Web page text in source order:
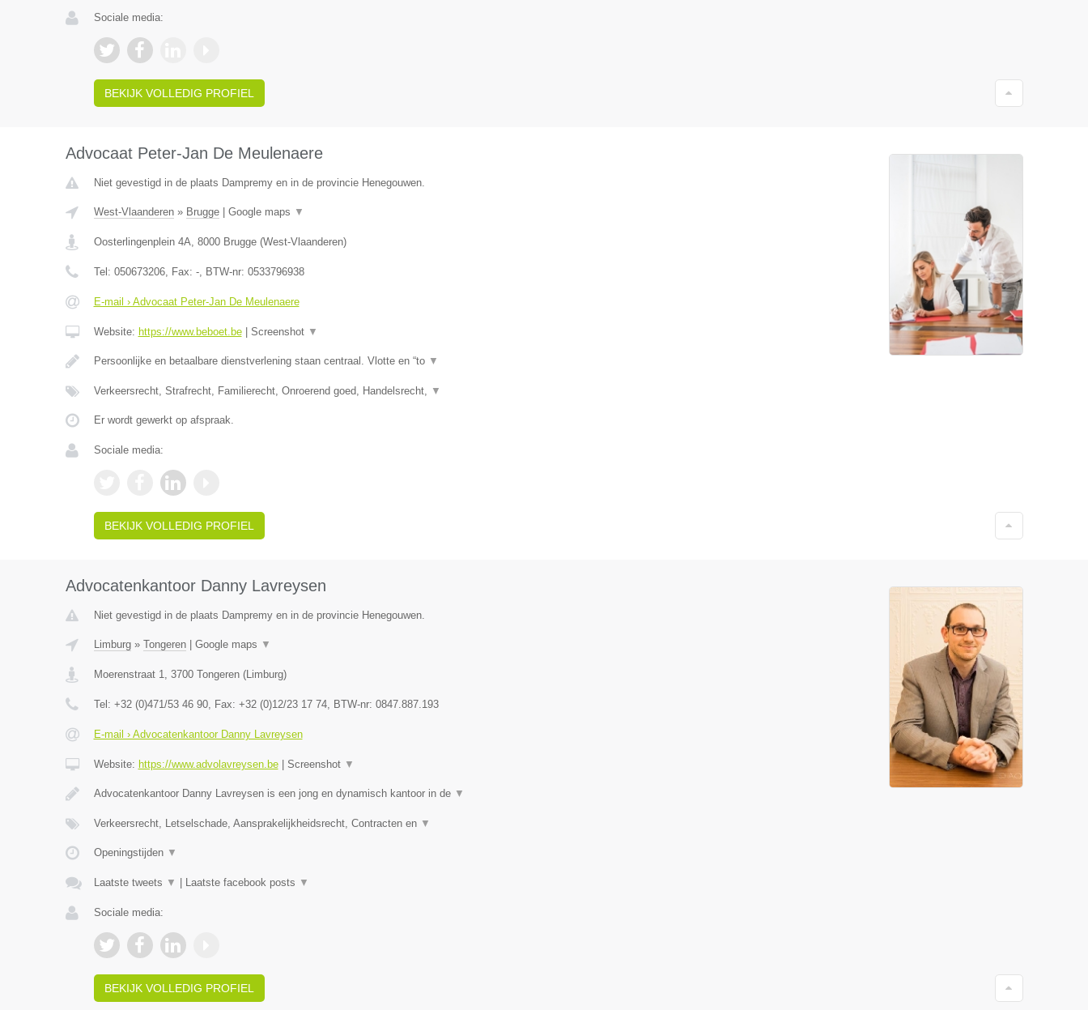
Sociale media:
BEKIJK VOLLEDIG PROFIEL
Advocaat Peter-Jan De Meulenaere
Niet gevestigd in de plaats Dampremy en in de provincie Henegouwen.
West-Vlaanderen» Brugge| Google maps ▼
Oosterlingenplein 4A, 8000 Brugge(West-Vlaanderen)
Tel: 050673206, Fax: -, BTW-nr: 0533796938
E-mail › Advocaat Peter-Jan De Meulenaere
Website: https://www.beboet.be| Screenshot ▼
Persoonlijke en betaalbare dienstverlening staan centraal. Vlotte en “to ▼
Verkeersrecht, Strafrecht, Familierecht, Onroerend goed, Handelsrecht, ▼
Er wordt gewerkt op afspraak.
Sociale media:
BEKIJK VOLLEDIG PROFIEL
Advocatenkantoor Danny Lavreysen
Niet gevestigd in de plaats Dampremy en in de provincie Henegouwen.
Limburg» Tongeren| Google maps ▼
Moerenstraat 1, 3700 Tongeren(Limburg)
Tel: +32 (0)471/53 46 90, Fax: +32 (0)12/23 17 74, BTW-nr: 0847.887.193
E-mail › Advocatenkantoor Danny Lavreysen
Website: https://www.advolavreysen.be| Screenshot ▼
Advocatenkantoor Danny Lavreysen is een jong en dynamisch kantoor in de ▼
Verkeersrecht, Letselschade, Aansprakelijkheidsrecht, Contracten en ▼
Openingstijden ▼
Laatste tweets ▼ Laatste facebook posts ▼
Sociale media:
BEKIJK VOLLEDIG PROFIEL